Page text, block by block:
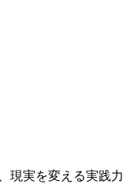
現実を変える実践力